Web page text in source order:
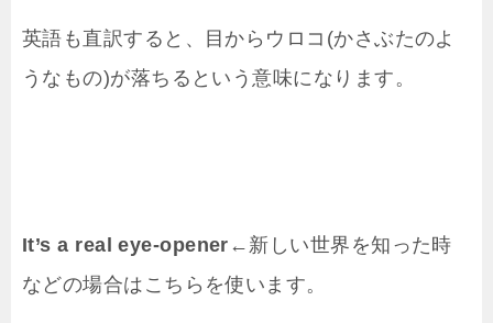
英語も直訳すると、目からウロコ(かさぶたのよ
うなもの)が落ちるという意味になります。
It’s a real eye-opener ←新しい世界を知った時
などの場合はこちらを使います。